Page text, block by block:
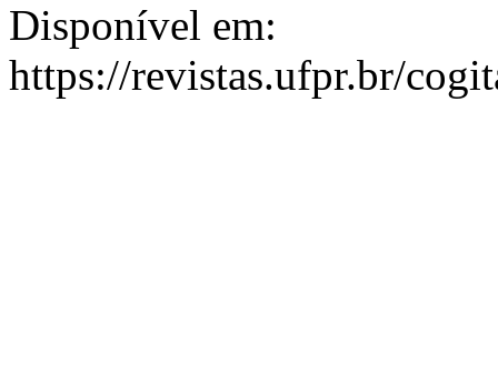
Disponível em:
https://revistas.ufpr.br/